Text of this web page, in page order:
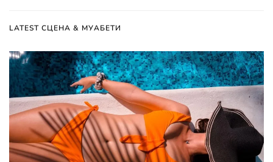
LATEST СЦЕНА & МУАБЕТИ